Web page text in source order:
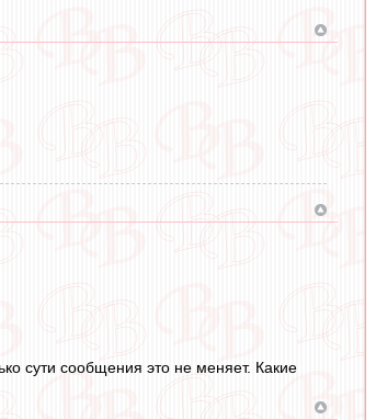
сути сообщения это не меняет. Какие